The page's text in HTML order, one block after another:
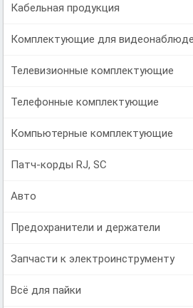
Кабельная продукция
Комплектующие для
Телевизионные комплектующие
Телефонные комплектующие
Компьютерные комплектующие
Патч-корды RJ, SC
Авто
Предохранители и держатели
Запчасти к электроинструменту
Всё для пайки